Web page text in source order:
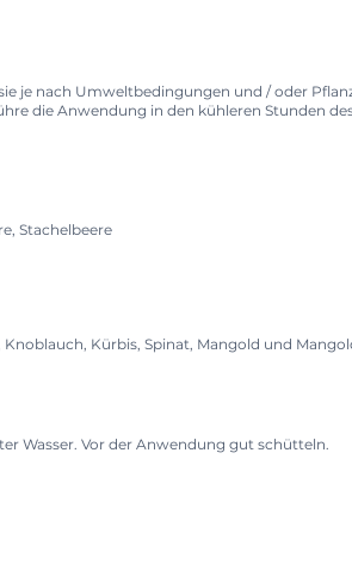
je nach Umweltbedingungen und / oder
die Anwendung in den kühleren Stunden
Stachelbeere
Kürbis, Spinat, Mangold und
Wasser. Vor der Anwendung gut schütteln.